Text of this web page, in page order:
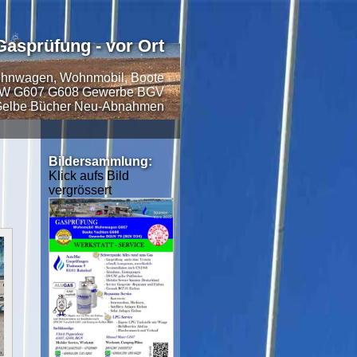
- vor Ort
Wohnmobil, Boote
G607 G608 Gewerbe BGV
Bücher Neu-Abnahmen
Bildersammlung:
Klick aufs Bild
vergrössert